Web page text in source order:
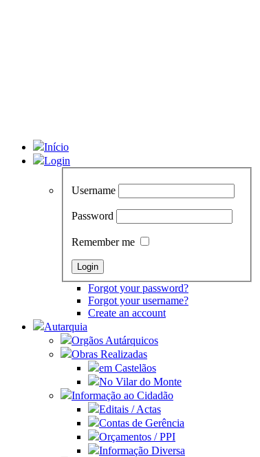
Início
Login
Username
Password
Remember me
Forgot your password?
Forgot your username?
Create an account
Autarquia
Orgãos Autárquicos
Obras Realizadas
em Castelãos
No Vilar do Monte
Informação ao Cidadão
Editais / Actas
Contas de Gerência
Orçamentos / PPI
Informação Diversa